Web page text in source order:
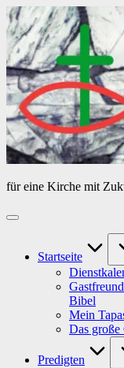
Skip
to
content
für eine Kirche mit
Startseite
Bibel
Mein
Das
Predigten